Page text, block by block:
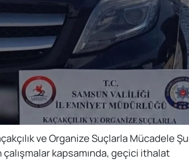
ve Organize Suçlarla Mücadele
kapsamında, geçici ithalat